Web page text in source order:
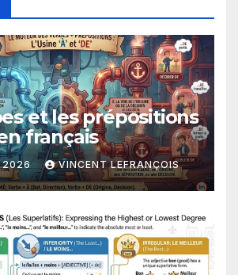
et les prépositions
français
2026 VINCENT LEFRANÇOIS